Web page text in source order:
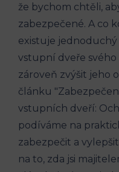
že bychom chtěli,
zabezpečené. A co
existuje jednoduchý
vstupní dveře
zároveň zvýšit jeho
článku
vstupních dveří:
podíváme na
zabezpečit a
na to, zda jsi